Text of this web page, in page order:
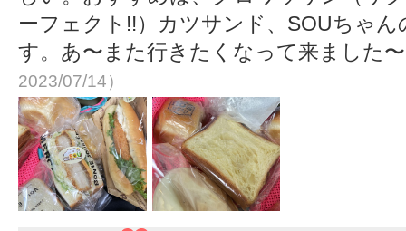
ーフェクト!!）カツサンド、SOUちゃ
す。あ〜また行きたくなって来ました
2023/07/14）